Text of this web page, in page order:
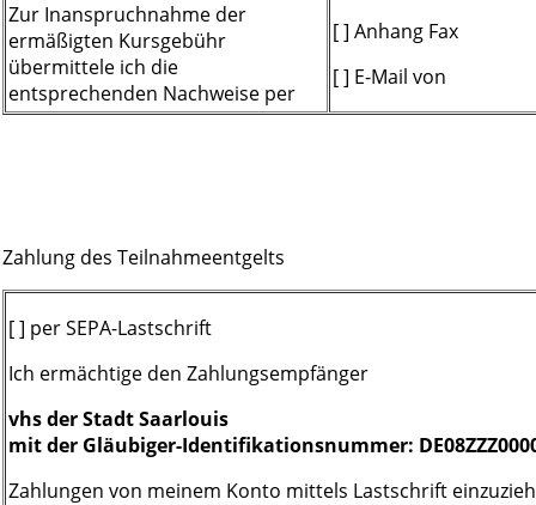
Zur Inanspruchnahme der
ermäßigten Kursgebühr
übermittele ich die
entsprechenden Nachweise per
[ ] Anhang Fax
[ ] E-Mail von
Zahlung des Teilnahmeentgelts
[ ] per SEPA-Lastschrift
Ich ermächtige den Zahlungsempfänger
vhs der Stadt Saarlouis
mit der Gläubiger-Identifikationsnummer:
Zahlungen von meinem Konto mittels Lastschrift